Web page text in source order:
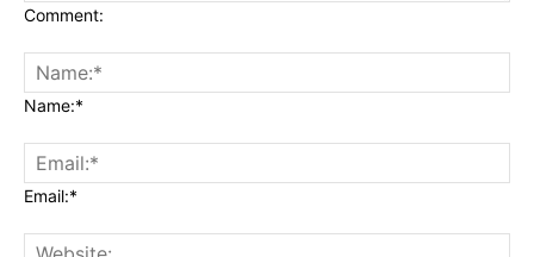
Comment:
Name:*
Email:*